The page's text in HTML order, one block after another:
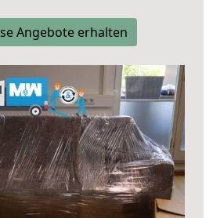
Angebote erhalten